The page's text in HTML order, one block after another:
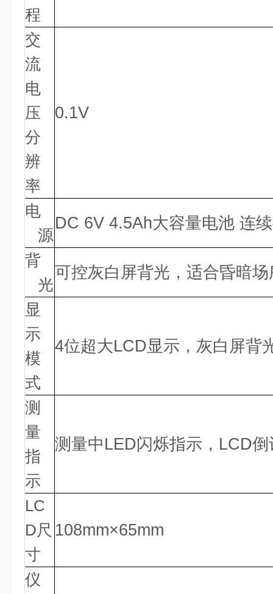
程
交
流
电
压
分
辨
率
0.1V
电
源
DC 6V 4.5Ah大容量电池 连
背
光
可控灰白屏背光，适合昏暗
显
示
模
式
4位超大LCD显示，灰白屏背
测
量
指
示
测量中LED闪烁指示，LCD
LC
D尺
寸
108mm×65mm
仪